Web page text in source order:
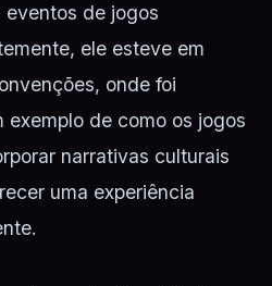
de jogos
ele esteve em
onde foi
exemplo de como os jogos
narrativas culturais
uma experiência